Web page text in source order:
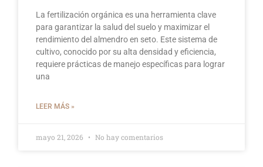
La fertilización orgánica es una herramienta clave
para garantizar la salud del suelo y maximizar el
rendimiento del almendro en seto. Este sistema de
cultivo, conocido por su alta densidad y eficiencia,
requiere prácticas de manejo específicas para lograr
una
LEER MÁS »
mayo 21, 2026 No hay comentarios